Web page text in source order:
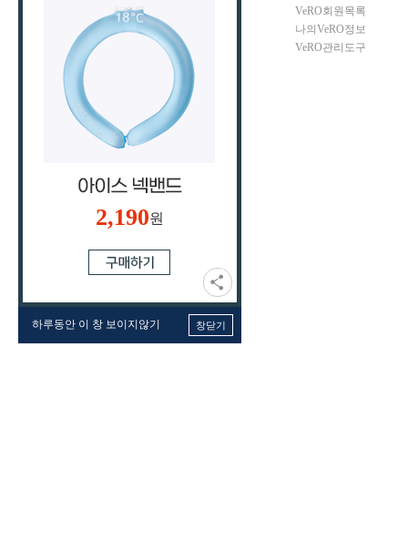
2,190원
하루동안 이 창 보이지않기 창닫기
VeRO회원목록
나의VeRO정보
VeRO관리도구